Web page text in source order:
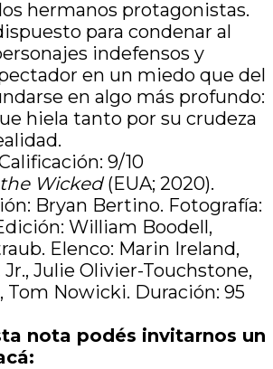
hermanos protagonistas.
para condenar al
indefensos y
en un miedo que del
en algo más profundo:
hiela tanto por su crudeza
9/10
Wicked(EUA; 2020).
Bryan Bertino. Fotografía:
William Boodell,
Elenco: Marin Ireland,
Julie Olivier-Touchstone,
Tom Nowicki. Duración: 95
nota podés invitarnos un